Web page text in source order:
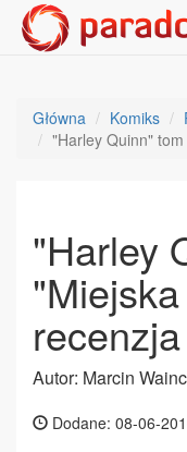
Główna Komiks
"Harley Quinn"
"Harley
recenzja
Autor: Marcin
Dodane: 08-06-